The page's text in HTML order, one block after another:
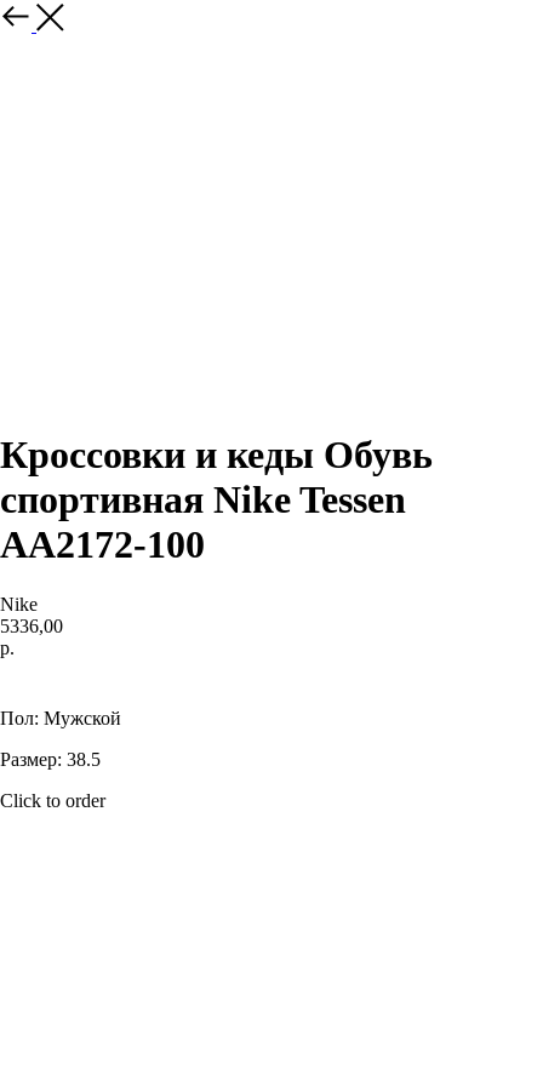
Назад
Кроссовки и кеды Обувь
спортивная Nike Tessen
AA2172-100
Nike
5336,00
р.
Пол: Мужской
Размер: 38.5
Click to order